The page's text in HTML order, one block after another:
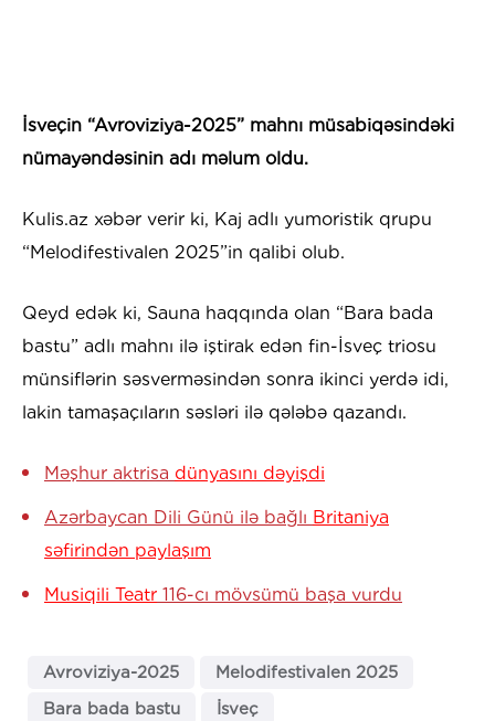
İsveçin “Avroviziya-2025” mahnı müsabiqəsindəki
nümayəndəsinin adı məlum oldu.
Kulis.az xəbər verir ki, Kaj adlı yumoristik qrupu
“Melodifestivalen 2025”in qalibi olub.
Qeyd edək ki, Sauna haqqında olan “Bara bada
bastu” adlı mahnı ilə iştirak edən fin-İsveç triosu
münsiflərin səsverməsindən sonra ikinci yerdə idi,
lakin tamaşaçıların səsləri ilə qələbə qazandı.
Məşhur aktrisa dünyasını dəyişdi
Azərbaycan Dili Günü ilə bağlı Britaniya
səfirindən paylaşım
Musiqili Teatr 116-cı mövsümü başa vurdu
Avroviziya-2025
Melodifestivalen 2025
Bara bada bastu
İsveç